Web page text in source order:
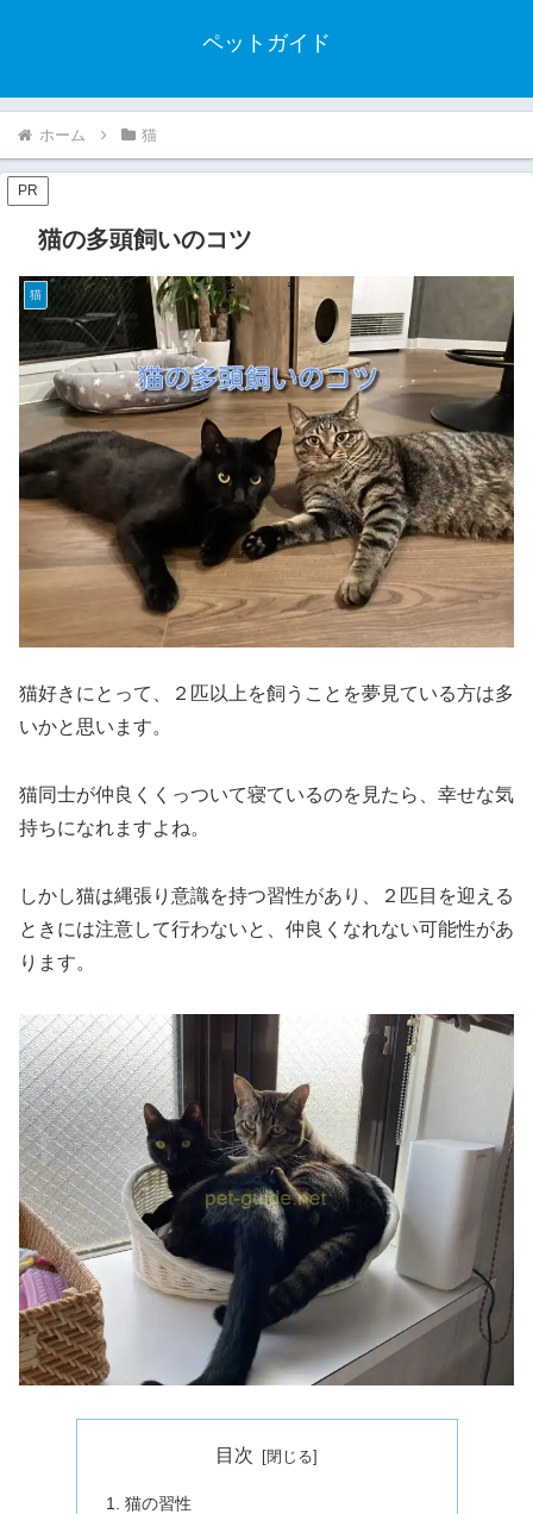
ペットガイド
ホーム 猫
PR
猫の多頭飼いのコツ
猫
猫好きにとって、２匹以上を飼うことを夢見ている方は多
いかと思います。
猫同士が仲良くくっついて寝ているのを見たら、幸せな気
持ちになれますよね。
しかし猫は縄張り意識を持つ習性があり、２匹目を迎える
ときには注意して行わないと、仲良くなれない可能性があ
ります。
目次
猫の習性